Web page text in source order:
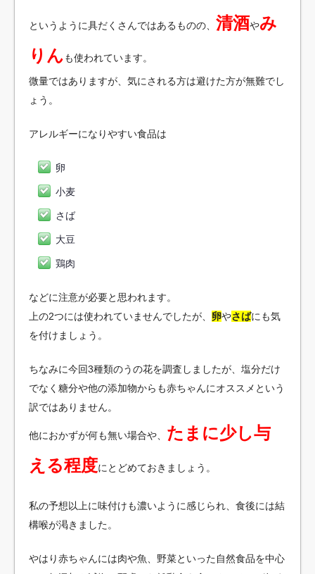
というように具だくさんではあるものの、 清酒やみ
りんも使われています。
微量ではありますが、気にされる方は避けた方が無難でし
ょう。
アレルギーになりやすい食品は
卵
小麦
さば
大豆
鶏肉
などに注意が必要と思われます。
上の2つには使われていませんでしたが、 卵やさばにも気
を付けましょう。
ちなみに今回3種類のうの花を調査しましたが、塩分だけ
でなく糖分や他の添加物からも赤ちゃんにオススメという
訳ではありません。
他におかずが何も無い場合や、 たまに少し与
える程度にとどめておきましょう。
私の予想以上に味付けも濃いように感じられ、食後には結
構喉が渇きました。
やはり赤ちゃんには肉や魚、野菜といった自然食品を中心